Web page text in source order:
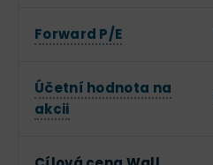
Forward P/E
Účetní hodnota na
akcii